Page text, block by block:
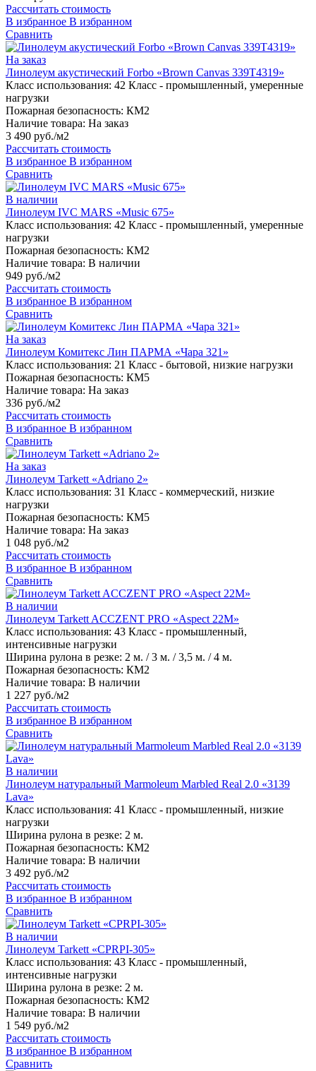
Рассчитать стоимость
В избранное В избранном
Сравнить
На заказ
Линолеум акустический Forbo «Brown Canvas 339T4319»
Класс использования: 42 Класс - промышленный, умеренные
нагрузки
Пожарная безопасность: КМ2
Наличие товара: На заказ
3 490 руб./м2
Рассчитать стоимость
В избранное В избранном
Сравнить
В наличии
Линолеум IVC MARS «Music 675»
Класс использования: 42 Класс - промышленный, умеренные
нагрузки
Пожарная безопасность: КМ2
Наличие товара: В наличии
949 руб./м2
Рассчитать стоимость
В избранное В избранном
Сравнить
На заказ
Линолеум Комитекс Лин ПАРМА «Чара 321»
Класс использования: 21 Класс - бытовой, низкие нагрузки
Пожарная безопасность: КМ5
Наличие товара: На заказ
336 руб./м2
Рассчитать стоимость
В избранное В избранном
Сравнить
На заказ
Линолеум Tarkett «Adriano 2»
Класс использования: 31 Класс - коммерческий, низкие
нагрузки
Пожарная безопасность: КМ5
Наличие товара: На заказ
1 048 руб./м2
Рассчитать стоимость
В избранное В избранном
Сравнить
В наличии
Линолеум Tarkett ACCZENT PRO «Aspect 22M»
Класс использования: 43 Класс - промышленный,
интенсивные нагрузки
Ширина рулона в резке: 2 м. / 3 м. / 3,5 м. / 4 м.
Пожарная безопасность: КМ2
Наличие товара: В наличии
1 227 руб./м2
Рассчитать стоимость
В избранное В избранном
Сравнить
В наличии
Линолеум натуральный Marmoleum Marbled Real 2.0 «3139
Lava»
Класс использования: 41 Класс - промышленный, низкие
нагрузки
Ширина рулона в резке: 2 м.
Пожарная безопасность: КМ2
Наличие товара: В наличии
3 492 руб./м2
Рассчитать стоимость
В избранное В избранном
Сравнить
В наличии
Линолеум Tarkett «CPRPI-305»
Класс использования: 43 Класс - промышленный,
интенсивные нагрузки
Ширина рулона в резке: 2 м.
Пожарная безопасность: КМ2
Наличие товара: В наличии
1 549 руб./м2
Рассчитать стоимость
В избранное В избранном
Сравнить